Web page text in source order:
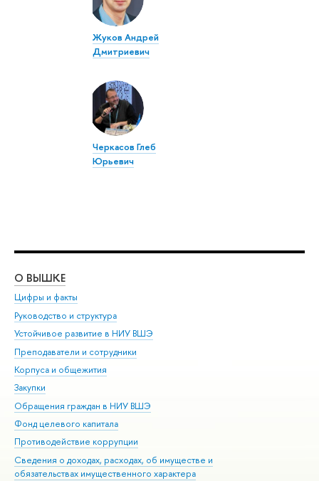
Жуков Андрей
Дмитриевич
Черкасов Глеб
Юрьевич
О ВЫШКЕ
Цифры и факты
Руководство и структура
Устойчивое развитие в НИУ ВШЭ
Преподаватели и сотрудники
Корпуса и общежития
Закупки
Обращения граждан в НИУ ВШЭ
Фонд целевого капитала
Противодействие коррупции
Сведения о доходах, расходах, об имуществе и
обязательствах имущественного характера